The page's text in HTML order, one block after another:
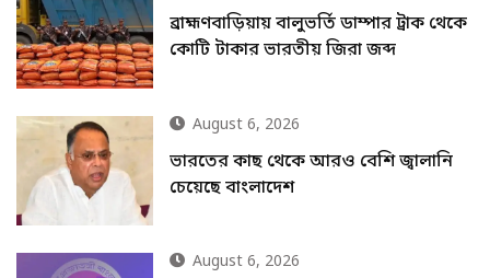
ব্রাহ্মণবাড়িয়ায় বালুভর্তি ডাম্পার ট্রাক থেকে
কোটি টাকার ভারতীয় জিরা জব্দ
August 6, 2026
ভারতের কাছ থেকে আরও বেশি জ্বালানি
চেয়েছে বাংলাদেশ
August 6, 2026